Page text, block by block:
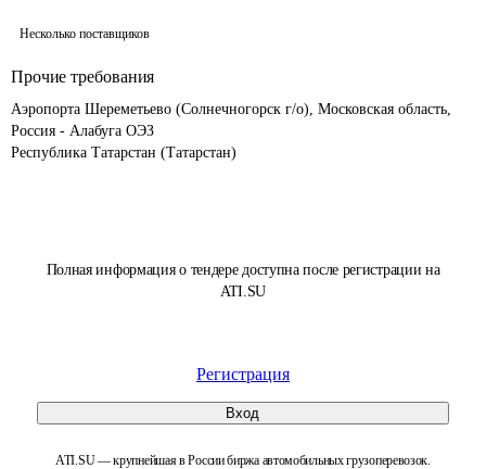
Полная информация о тендере доступна после регистрации на
ATI.SU
Регистрация
Вход
ATI.SU — крупнейшая в России биржа автомобильных грузоперевозок.
Несколько поставщиков
Прочие требования
Аэропорта Шереметьево (Солнечногорск г/о), Московская область,
Россия - Алабуга ОЭЗ
Республика Татарстан (Татарстан)